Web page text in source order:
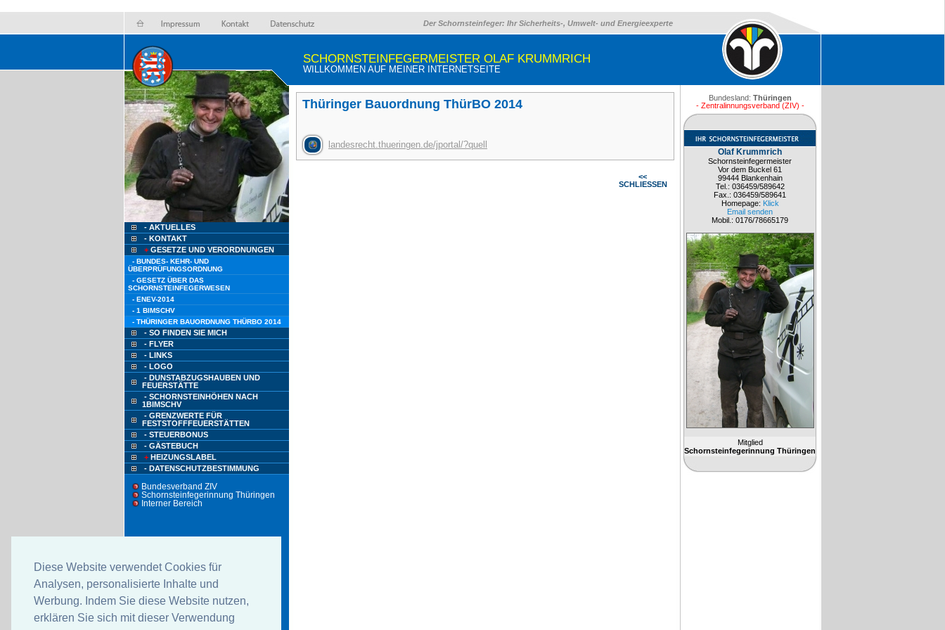
Diese Website verwendet Cookies für
Analysen, personalisierte Inhalte und
Werbung. Indem Sie diese Website nutzen,
erklären Sie sich mit dieser Verwendung
Der Schornsteinfeger: Ihr Sicherheits-, Umwelt- und Energieexperte
- AKTUELLES
- KONTAKT
+ GESETZE UND VERORDNUNGEN
- BUNDES- KEHR- UND
ÜBERPRÜFUNGSORDNUNG
- GESETZ ÜBER DAS
SCHORNSTEINFEGERWESEN
- ENEV-2014
- 1 BIMSCHV
- THÜRINGER BAUORDNUNG THÜRBO 2014
- SO FINDEN SIE MICH
- FLYER
- LINKS
- LOGO
- DUNSTABZUGSHAUBEN UND
FEUERSTÄTTE
- SCHORNSTEINHÖHEN NACH
1BIMSCHV
- GRENZWERTE FÜR
FESTSTOFFFEUERSTÄTTEN
- STEUERBONUS
- GÄSTEBUCH
+ HEIZUNGSLABEL
- DATENSCHUTZBESTIMMUNG
Bundesverband ZIV
Schornsteinfegerinnung Thüringen
Interner Bereich
SCHORNSTEINFEGERMEISTER OLAF KRUMMRICH
WILLKOMMEN AUF MEINER INTERNETSEITE
Thüringer Bauordnung ThürBO 2014
landesrecht.thueringen.de/jportal/?quell
<<
SCHLIESSEN
Bundesland: Thüringen
- Zentralinnungsverband (ZIV) -
Olaf Krummrich
Schornsteinfegermeister
Vor dem Buckel 61
99444 Blankenhain
Tel.: 036459/589642
Fax.: 036459/589641
Homepage: Klick
Email senden
Mobil.: 0176/78665179
Mitglied
Schornsteinfegerinnung Thüringen